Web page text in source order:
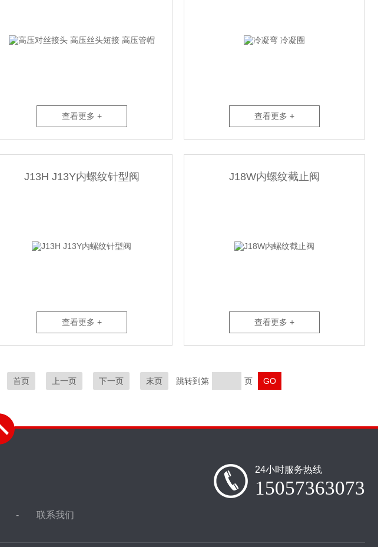
查看更多 + 查看更多 +
J13H J13Y内螺纹针型阀
查看更多 +
J18W内螺纹截止阀
查看更多 +
首页 上一页 下一页 末页 跳转到第 页
联系我们
24小时服务热线
15057363073